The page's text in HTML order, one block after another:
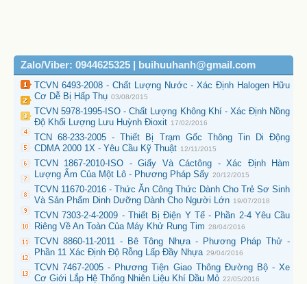
Zalo/Viber: 0944625325 | buihuuhanh@gmail.com
TCVN 6493-2008 - Chất Lượng Nước - Xác Định Halogen Hữu
Cơ Dễ Bị Hấp Thụ 03/08/2015
TCVN 5978-1995-ISO - Chất Lượng Không Khí - Xác Định Nồng
Độ Khối Lượng Lưu Huỳnh Đioxit 17/02/2016
TCN 68-233-2005 - Thiết Bị Trạm Gốc Thông Tin Di Động
CDMA 2000 1X - Yêu Cầu Kỹ Thuật 12/11/2015
TCVN 1867-2010-ISO - Giấy Và Cáctông - Xác Định Hàm
Lượng Ẩm Của Một Lô - Phương Pháp Sấy 20/12/2015
TCVN 11670-2016 - Thức Ăn Công Thức Dành Cho Trẻ Sơ Sinh
Và Sản Phẩm Dinh Dưỡng Dành Cho Người Lớn 19/07/2018
TCVN 7303-2-4-2009 - Thiết Bị Điện Y Tế - Phần 2-4 Yêu Cầu
Riêng Về An Toàn Của Máy Khử Rung Tim 28/04/2016
TCVN 8860-11-2011 - Bê Tông Nhựa - Phương Pháp Thử -
Phần 11 Xác Định Độ Rỗng Lấp Đầy Nhựa 29/04/2016
TCVN 7467-2005 - Phương Tiện Giao Thông Đường Bộ - Xe
Cơ Giới Lắp Hệ Thống Nhiên Liệu Khí Dầu Mỏ 22/05/2016